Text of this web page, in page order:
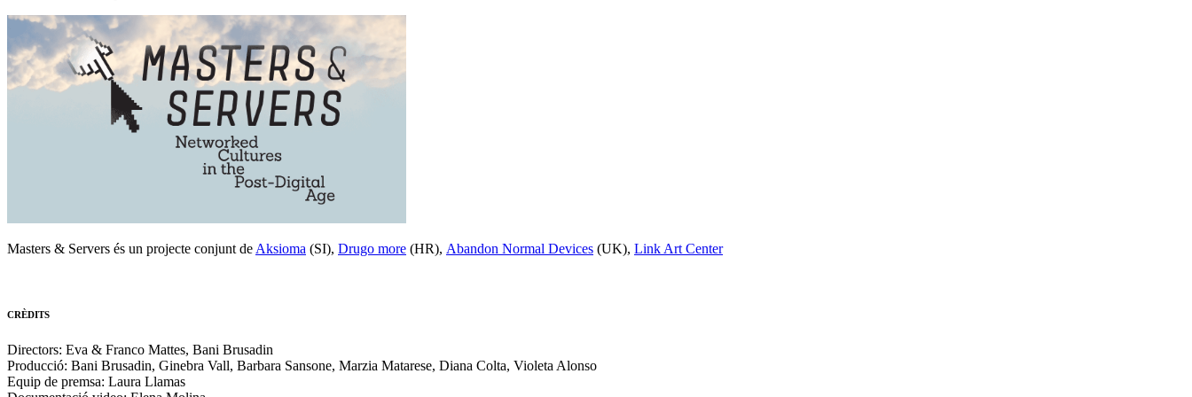
Masters & Servers és un projecte conjunt de Aksioma (SI), Drugo more (HR), Abandon Normal Devices (UK), Link Art Center
CRÈDITS
Directors: Eva & Franco Mattes, Bani Brusadin
Producció: Bani Brusadin, Ginebra Vall, Barbara Sansone, Marzia Matarese, Diana Colta, Violeta Alonso
Equip de premsa: Laura Llamas